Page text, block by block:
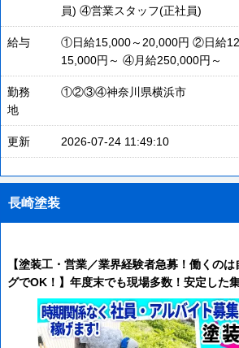
員) ④営業スタッフ(正社員)
給与
①日給15,000～20,000円 ②日給
15,000円～ ④月給250,000円～
勤務
地
①②③④神奈川県横浜市
更新 2026-07-24 11:49:10
長崎塗装
【塗装工・営業／業界経験者急募！働くの
グでOK！】年度末でも現場多数！安定した
係なく安心して稼げます☆経験者は条件優遇
丁寧に指導します！